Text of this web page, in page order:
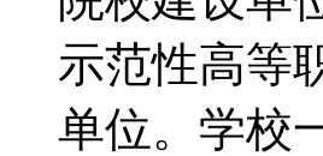
示范性高等
单位。学校